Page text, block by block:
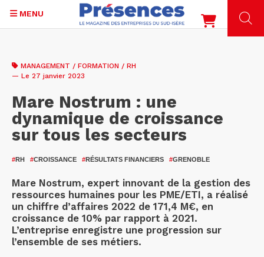
contenu
MENU
MANAGEMENT / FORMATION / RH
— Le 27 janvier 2023
Mare Nostrum : une
dynamique de croissance
sur tous les secteurs
#RH #CROISSANCE #RÉSULTATS FINANCIERS #GRENOBLE
Mare Nostrum, expert innovant de la gestion des
ressources humaines pour les PME/ETI, a réalisé
un chiffre d’affaires 2022 de 171,4 M€, en
croissance de 10% par rapport à 2021.
L’entreprise enregistre une progression sur
l’ensemble de ses métiers.